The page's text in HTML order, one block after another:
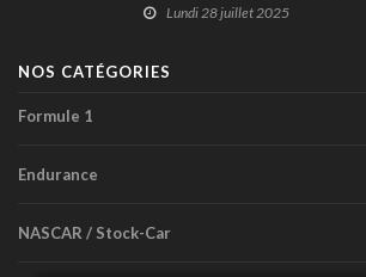
Lundi 28 juillet 2025
NOS CATÉGORIES
Formule 1
Endurance
NASCAR / Stock-Car